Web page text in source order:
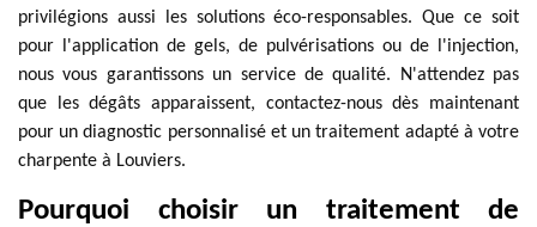
privilégions aussi les solutions éco-responsables. Que ce soit
pour l'application de gels, de pulvérisations ou de l'injection,
nous vous garantissons un service de qualité. N'attendez pas
que les dégâts apparaissent, contactez-nous dès maintenant
pour un diagnostic personnalisé et un traitement adapté à votre
charpente à Louviers.
Pourquoi choisir un traitement de